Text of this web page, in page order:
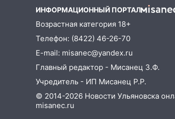
19:30 Ульяновцев
поддержать «Симбирскую
чебурашку» на фестивале
«ФормАРТ»
18:11 Ульяновская область
стала пилотным регионом
проекта «Культурное
долголетие»
17:16 В реанимацию
ИНФОРМАЦИОННЫЙ ПОРТАЛ
Возрастная категория 18+
Телефон: (8422) 46-26-70
E-mail: misanec@yandex.ru
Главный редактор - Мисанец З.Ф.
Учредитель - ИП Мисанец Р.Р.
© 2014-2026 Новости Ульяновска
misanec.ru